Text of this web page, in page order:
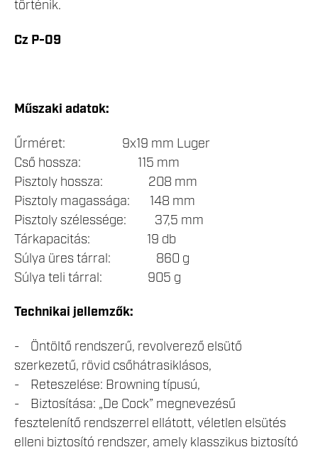
történik.
Cz P-09
Műszaki adatok:
Űrméret: 9x19 mm Luger
Cső hossza: 115 mm
Pisztoly hossza: 208 mm
Pisztoly magassága: 148 mm
Pisztoly szélessége: 37,5 mm
Tárkapacitás: 19 db
Súlya üres tárral: 860 g
Súlya teli tárral: 905 g
Technikai jellemzők:
- Öntöltő rendszerű, revolverező elsütő
szerkezetű, rövid csőhátrasiklásos,
- Reteszelése: Browning típusú,
- Biztosítása: „De Cock” megnevezésű
fesztelenítő rendszerrel ellátott, véletlen elsütés
elleni biztosító rendszer, amely klasszikus biztosító